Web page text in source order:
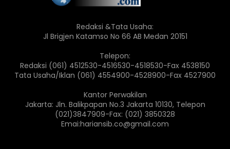
Redaksi &Tata Usaha:
Jl Brigjen Katamso No 66 AB Medan 20151
Telepon:
Redaksi (061) 4512530-4516530-4518530-Fax 4538150
Tata Usaha/Iklan (061) 4554900-4528900-Fax 4527900
Kantor Perwakilan
Jakarta: Jln. Balikpapan No.3 Jakarta 10130, Telepon
(021)3847909-Fax: (021) 3850328
Emai:hariansib.co@gmail.com